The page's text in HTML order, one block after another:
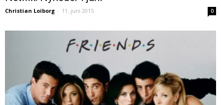
Christian Loiborg - 11. juni 2015 0